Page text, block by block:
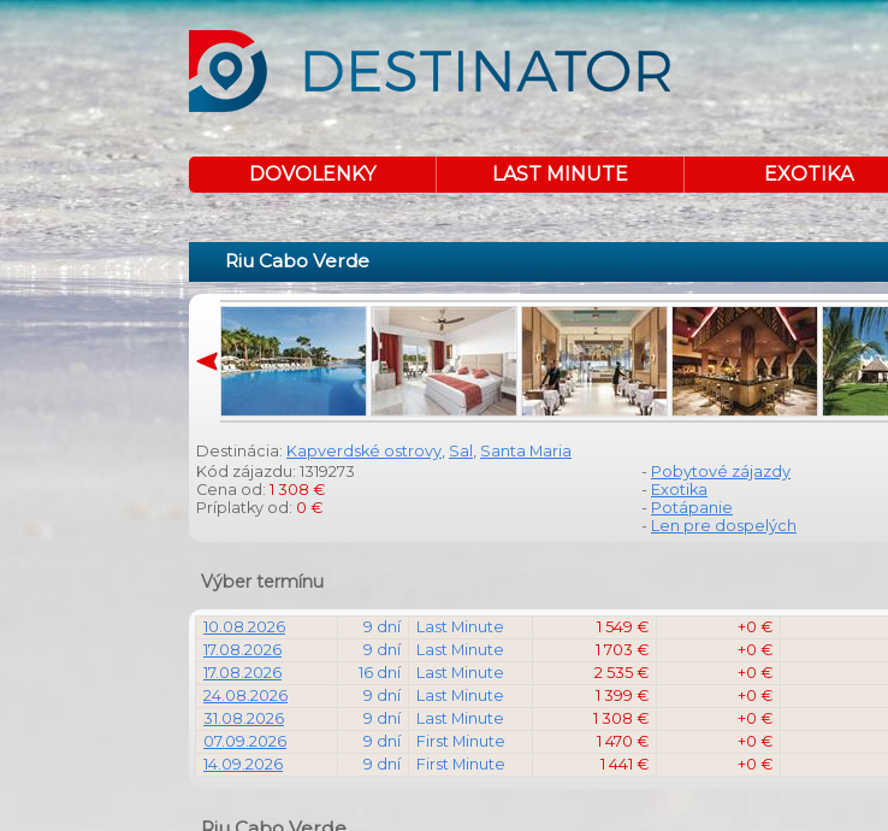
DOVOLENKY LAST MINUTE EXOTIKA
Riu Cabo Verde
Destinácia: Kapverdské ostrovy, Sal , Santa Maria
Kód zájazdu: 1319273
Cena od: 1 308 €
Príplatky od: 0 €
- Pobytové zájazdy
- Exotika
- Potápanie
- Len pre dospelých
Výber termínu
10.08.2026 9 dní Last Minute 1 549 € +0 €
17.08.2026
9 dní Last Minute 1 703 € +0 €
17.08.2026
16 dní Last Minute 2 535 € +0 €
24.08.2026
9 dní Last Minute 1 399 € +0 €
31.08.2026
9 dní Last Minute 1 308 € +0 €
07.09.2026
9 dní First Minute 1 470 € +0 €
14.09.2026
9 dní First Minute 1 441 € +0 €